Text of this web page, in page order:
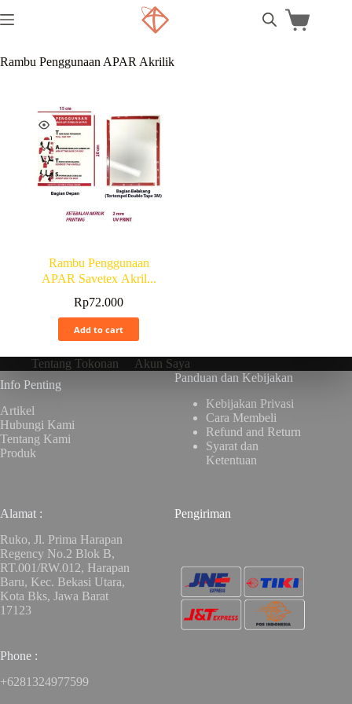
Rambu Penggunaan APAR Akrilik
Rambu Penggunaan
APAR Savetex Akril...
Rp72.000
Add to cart
Tentang Tokonan
Akun Saya
Info Penting
Artikel
Hubungi Kami
Tentang Kami
Produk
Panduan dan Kebijakan
Kebijakan Privasi
Cara Membeli
Refund and Return
Syarat dan
Ketentuan
Alamat :
Ruko, Jl. Prima Harapan
Regency No.2 Blok B,
RT.001/RW.012, Harapan
Baru, Kec. Bekasi Utara,
Kota Bks, Jawa Barat
17123
Phone :
+6281324977599
Pengiriman